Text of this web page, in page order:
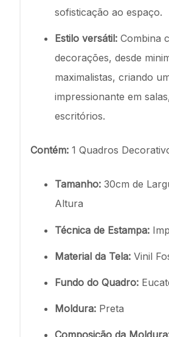
sofisticação ao espaço.
Estilo versátil: Combina
decorações, desde
maximalistas, criando
impressionante em
escritórios.
Contém: 1 Quadros
Tamanho: 30cm de
Altura
Técnica de Estampa:
Material da Tela: Vinil
Fundo do Quadro:
Moldura: Preta